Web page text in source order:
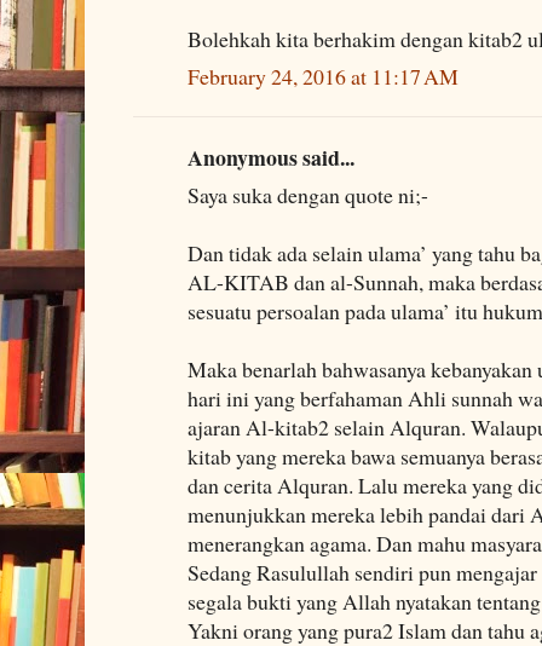
Bolehkah kita berhakim dengan kitab2
February 24, 2016 at 11:17 AM
Anonymous said...
Saya suka dengan quote ni;-
Dan tidak ada selain ulama’ yang tahu
AL-KITAB dan al-Sunnah, maka
sesuatu persoalan pada ulama’ itu
Maka benarlah bahwasanya
hari ini yang berfahaman Ahli sunnah
ajaran Al-kitab2 selain Alquran.
kitab yang mereka bawa semuanya
dan cerita Alquran. Lalu mereka yang
menunjukkan mereka lebih pandai dari
menerangkan agama. Dan mahu
Sedang Rasulullah sendiri pun
segala bukti yang Allah nyatakan
Yakni orang yang pura2 Islam dan tahu